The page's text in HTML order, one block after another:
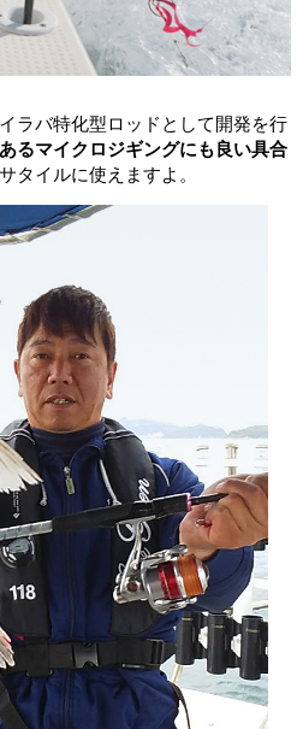
ラバ特化型ロッドとして開発を行
るマイクロジギングにも良い具合
タイルに使えますよ。